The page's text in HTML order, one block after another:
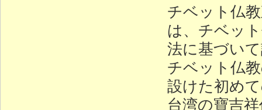
チベット仏
は、チベッ
法に基づい
チベット仏
設けた初め
台湾の寶吉